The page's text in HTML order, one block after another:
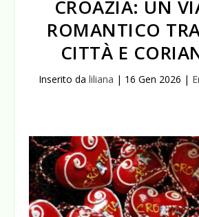
CROAZIA: UN
ROMANTICO
CITTÀ E
Inserito da liliana | 16 Gen 2026 |